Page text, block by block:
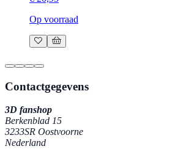
Op voorraad
Contactgegevens
3D fanshop
Berkenblad 15
3233SR Oostvoorne
Nederland